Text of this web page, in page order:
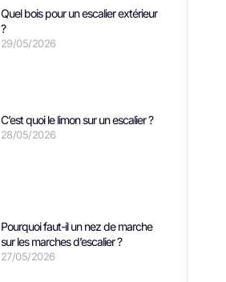
Quel bois pour un escalier extérieur
?
29/05/2026
C’est quoi le limon sur un escalier ?
28/05/2026
Pourquoi faut-il un nez de marche
sur les marches d’escalier ?
27/05/2026